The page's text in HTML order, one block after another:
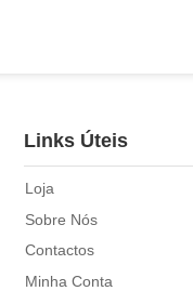
Links Úteis
Loja
Sobre Nós
Contactos
Minha Conta